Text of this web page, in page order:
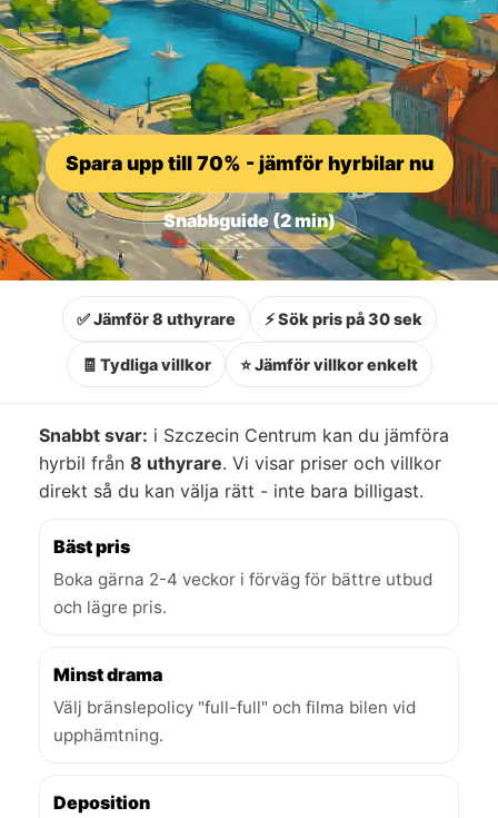
Spara upp till 70% - jämför hyrbilar nu
Snabbguide (2 min)
✅ Jämför 8 uthyrare ⚡ Sök pris på 30 sek
🧾 Tydliga villkor ⭐ Jämför villkor enkelt
Snabbt svar: i Szczecin Centrum kan du jämföra
hyrbil från 8 uthyrare. Vi visar priser och villkor
direkt så du kan välja rätt - inte bara billigast.
Bäst pris
Boka gärna 2-4 veckor i förväg för bättre utbud
och lägre pris.
Minst drama
Välj bränslepolicy "full-full" och filma bilen vid
upphämtning.
Deposition